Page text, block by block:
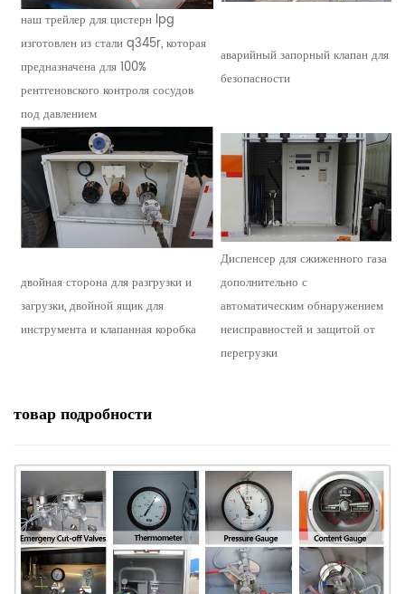
наш трейлер для цистерн lpg
изготовлен из стали q345r, которая
предназначена для 100%
рентгеновского контроля сосудов
под давлением
аварийный запорный клапан для
безопасности
двойная сторона для разгрузки и
загрузки, двойной ящик для
инструмента и клапанная коробка
Диспенсер для сжиженного газа
дополнительно с
автоматическим обнаружением
неисправностей и защитой от
перегрузки
товарподробности